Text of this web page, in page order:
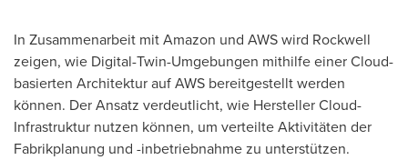
In Zusammenarbeit mit Amazon und AWS wird Rockwell
zeigen, wie Digital-Twin-Umgebungen mithilfe einer Cloud-
basierten Architektur auf AWS bereitgestellt werden
können. Der Ansatz verdeutlicht, wie Hersteller Cloud-
Infrastruktur nutzen können, um verteilte Aktivitäten der
Fabrikplanung und -inbetriebnahme zu unterstützen.